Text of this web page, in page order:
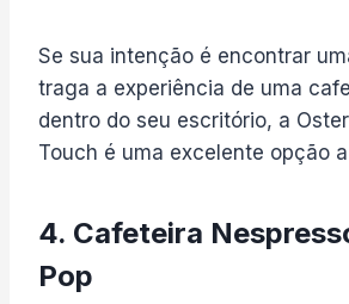
Se sua intenção é encontrar
traga a experiência de uma
dentro do seu escritório, a
Touch é uma excelente opção
4. Cafeteira
Pop